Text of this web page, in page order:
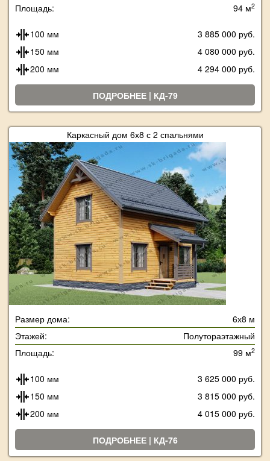
Площадь:
94 м2
100 мм
3 885 000 руб.
150 мм
4 080 000 руб.
200 мм
4 294 000 руб.
ПОДРОБНЕЕ | КД-79
Каркасный дом 6х8 с 2 спальнями
Размер дома:
6х8 м
Этажей:
Полутораэтажный
Площадь:
99 м2
100 мм
3 625 000 руб.
150 мм
3 815 000 руб.
200 мм
4 015 000 руб.
ПОДРОБНЕЕ | КД-76